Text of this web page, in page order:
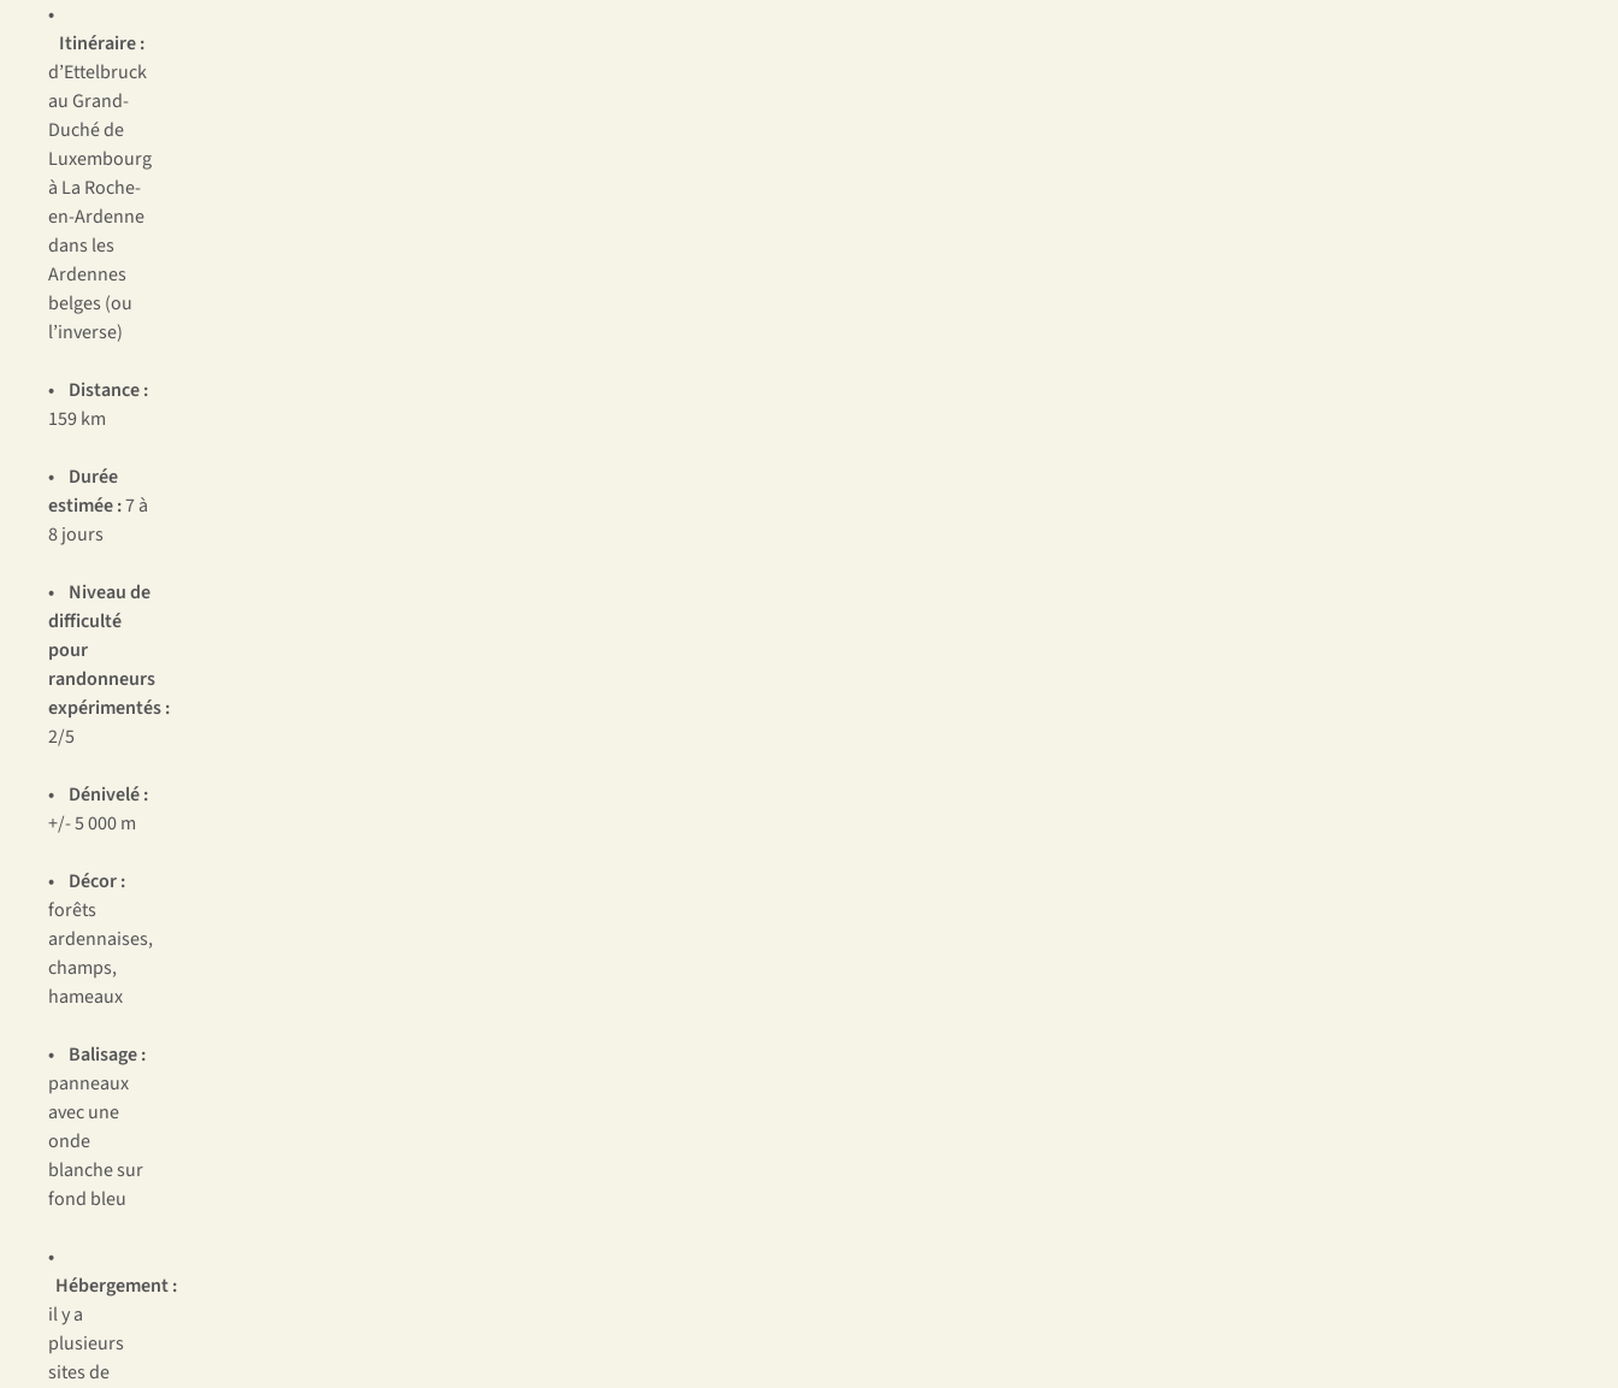
•
Itinéraire :
d’Ettelbruck
au Grand-
Duché de
Luxembourg
à La Roche-
en-Ardenne
dans les
Ardennes
belges (ou
l’inverse)
• Distance :
159 km
• Durée
estimée :7 à
8 jours
• Niveau de
difficulté
pour
randonneurs
expérimentés :
2/5
• Dénivelé :
+/- 5 000 m
• Décor :
forêts
ardennaises,
champs,
hameaux
• Balisage :
panneaux
avec une
onde
blanche sur
fond bleu
•
Hébergement :
il y a
plusieurs
sites de